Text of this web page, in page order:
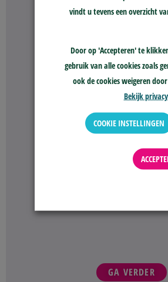
Naar alle
GA VERDER
vindt u tevens een overzicht
Door op 'Accepteren' te
gebruik van alle cookies zoals
ook de cookies weigeren
Bekijk
COOKIE INSTELLINGEN